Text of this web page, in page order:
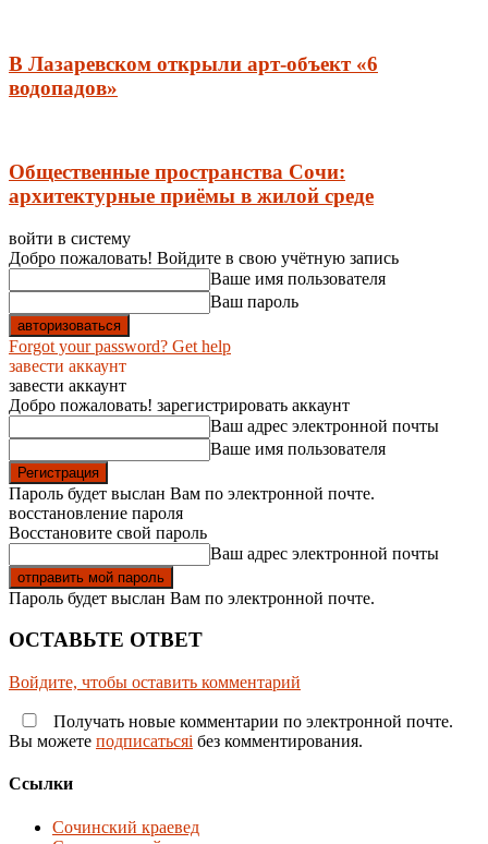
В Лазаревском открыли арт-объект «6
водопадов»
Общественные пространства Сочи:
архитектурные приёмы в жилой среде
войти в систему
Добро пожаловать! Войдите в свою учётную запись
Ваше имя пользователя
Ваш пароль
Forgot your password? Get help
завести аккаунт
завести аккаунт
Добро пожаловать! зарегистрировать аккаунт
Ваш адрес электронной почты
Ваше имя пользователя
Пароль будет выслан Вам по электронной почте.
восстановление пароля
Восстановите свой пароль
Ваш адрес электронной почты
Пароль будет выслан Вам по электронной почте.
ОСТАВЬТЕ ОТВЕТ
Войдите, чтобы оставить комментарий
Получать новые комментарии по электронной почте.
Вы можете подписатьсяi без комментирования.
Ссылки
Сочинский краевед